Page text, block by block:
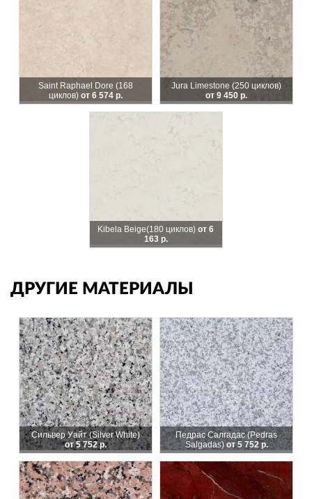
Saint Raphael Dore (168
циклов) от 6 574 р.
Jura Limestone (250 циклов)
от 9 450 р.
Kibela Beige(180 циклов)от 6
163 р.
ДРУГИЕ МАТЕРИАЛЫ
Сильвер Уайт (Silver White)
от 5 752 р.
Педрас Салгадас (Pedras
Salgadas)от 5 752 р.